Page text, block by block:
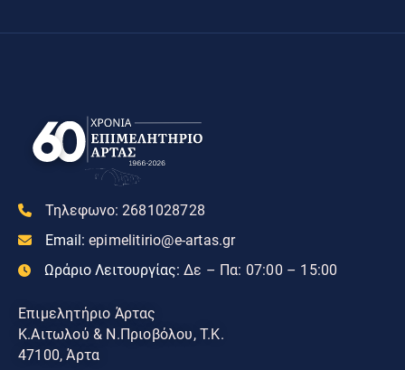
Τηλεφωνο: 2681028728
Email: epimelitirio@e-artas.gr
Ωράριο Λειτουργίας: Δε – Πα: 07:00 – 15:00
Επιμελητήριο Άρτας
Κ.Αιτωλού & Ν.Πριοβόλου, Τ.Κ.
47100, Άρτα